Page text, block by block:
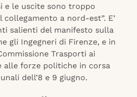
e le uscite sono troppo
a nord-est”. E’
salienti del manifesto sulla
gli Ingegneri di Firenze, e in
Trasporti ai
alle forze politiche in corsa
dell’8 e 9 giugno.